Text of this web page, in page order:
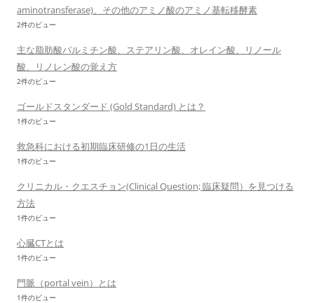
aminotransferase)、その他のアミノ酸のアミノ基転移酵素
2件のビュー
主な脂肪酸パルミチン酸、ステアリン酸、オレイン酸、リノール
酸、リノレン酸の覚え方
2件のビュー
ゴールドスタンダード (Gold Standard) とは？
1件のビュー
救急科における初期臨床研修の1日の生活
1件のビュー
クリニカル・クエスチョン(Clinical Question; 臨床疑問）を見つける
方法
1件のビュー
心臓CTとは
1件のビュー
門脈（portal vein）とは
1件のビュー